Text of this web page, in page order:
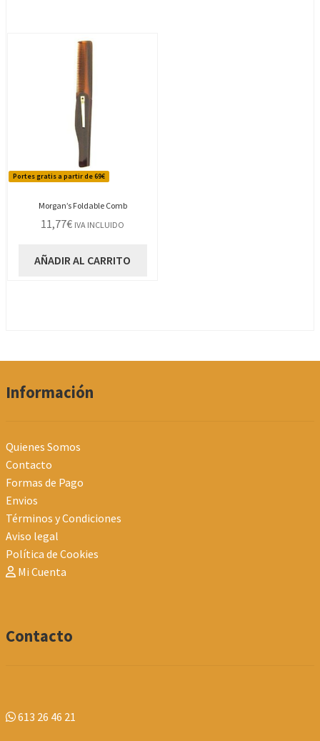
Portes gratis a partir de 69€
Morgan’s Foldable Comb
11,77€ IVA INCLUIDO
AÑADIR AL CARRITO
Información
Quienes Somos
Contacto
Formas de Pago
Envios
Términos y Condiciones
Aviso legal
Política de Cookies
Mi Cuenta
Contacto
613 26 46 21